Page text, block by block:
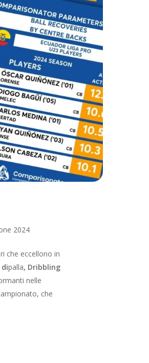
2024
che eccellono in
dipalla, Dribbling
nelle
che